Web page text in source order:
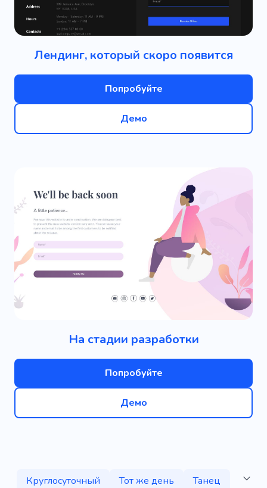
Лендинг, который скоро появится
Попробуйте
Демо
На стадии разработки
Попробуйте
Демо
Круглосуточный Тот же день
Танец